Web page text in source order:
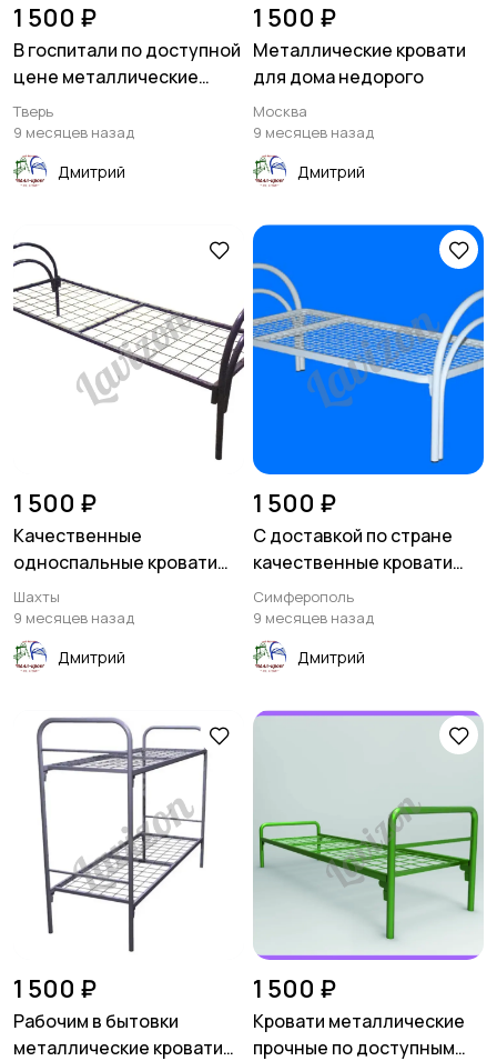
1 500 ₽
В госпитали по доступной
цене металлические
кровати
Тверь
9 месяцев назад
Дмитрий
1 500 ₽
Металлические кровати
для дома недорого
Москва
9 месяцев назад
Дмитрий
1 500 ₽
Качественные
односпальные кровати
металлические
Шахты
9 месяцев назад
Дмитрий
1 500 ₽
С доставкой по стране
качественные кровати
металлические
Симферополь
9 месяцев назад
Дмитрий
1 500 ₽
Рабочим в бытовки
металлические кровати
1 500 ₽
Кровати металлические
прочные по доступным